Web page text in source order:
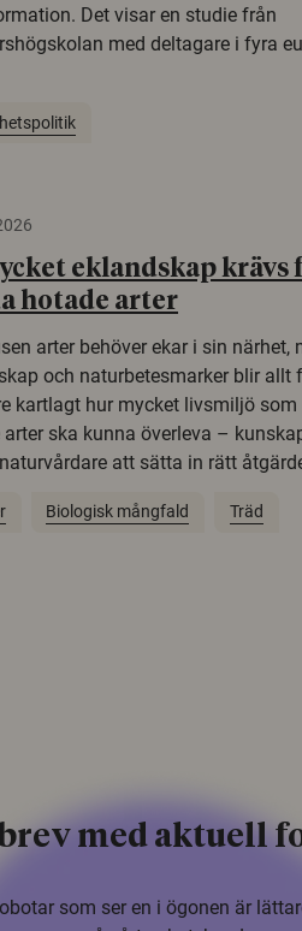
Det visar en studie från
med deltagare i fyra
eklandskap krävs
hotade arter
arter behöver ekar i sin närhet,
och naturbetesmarker blir allt
kartlagt hur mycket livsmiljö
arter ska kunna överleva –
att sätta in rätt
Biologisk mångfald Träd
med aktuell
som ser en i ögonen är